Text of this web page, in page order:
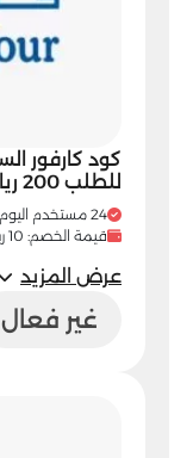
للطلب 200 ريال
24 مستخدم اليوم
قيمة الخصم: 10 ريال
عرض المزيد
غير فعال